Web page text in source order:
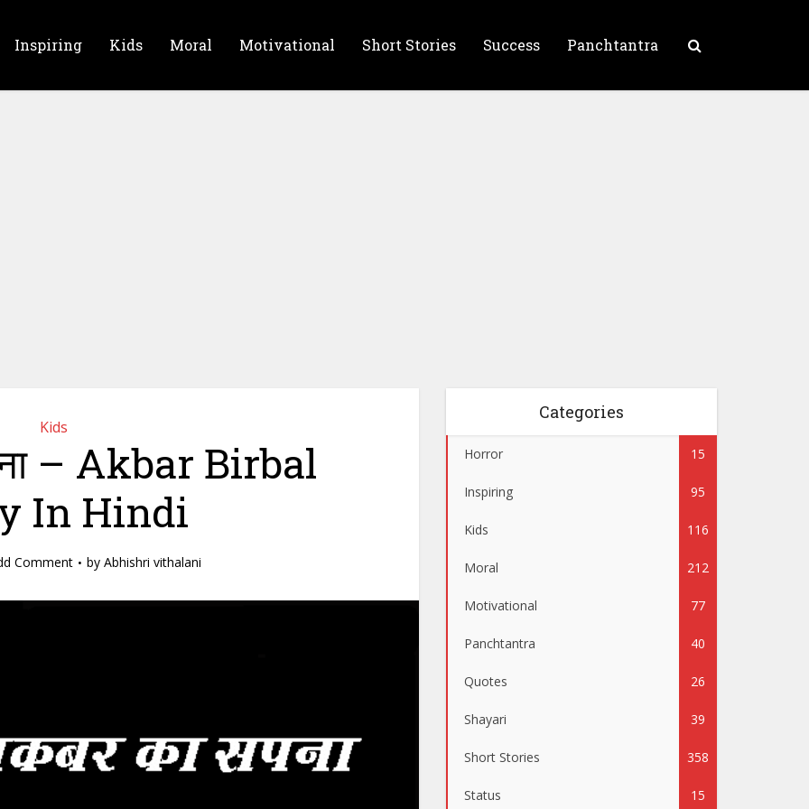
Inspiring Kids Moral Motivational Short Stories Success Panchtantra
Kids
– Akbar Birbal
In Hindi
Comment by Abhishri vithalani
Categories
Horror 15
Inspiring 95
Kids 116
Moral 212
Motivational 77
Panchtantra 40
Quotes 26
Shayari 39
Short Stories 358
Status 15